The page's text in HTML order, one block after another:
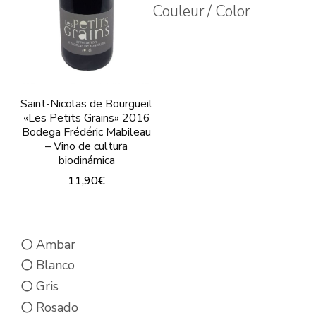
elegir
en
la
página
de
producto
Saint-Nicolas de Bourgueil
«Les Petits Grains» 2016
Bodega Frédéric Mabileau
– Vino de cultura
biodinámica
11,90€
Couleur / Color
Ambar
Blanco
Gris
Rosado